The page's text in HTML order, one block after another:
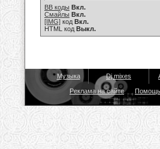
BB коды Вкл.
Смайлы Вкл.
[IMG] код Вкл.
HTML код Выкл.
Музыка Dj mixes
Реклама на сайте Помощь